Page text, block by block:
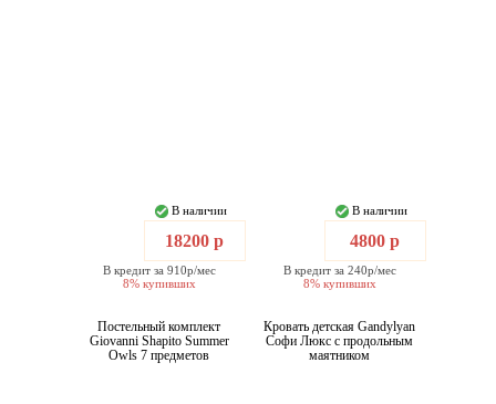
В наличии
18200 р
В кредит за 910р/мес
8% купивших
В наличии
4800 р
В кредит за 240р/мес
8% купивших
Постельный комплект
Giovanni Shapito Summer
Owls 7 предметов
Кровать детская Gandylyan
Софи Люкс с продольным
маятником